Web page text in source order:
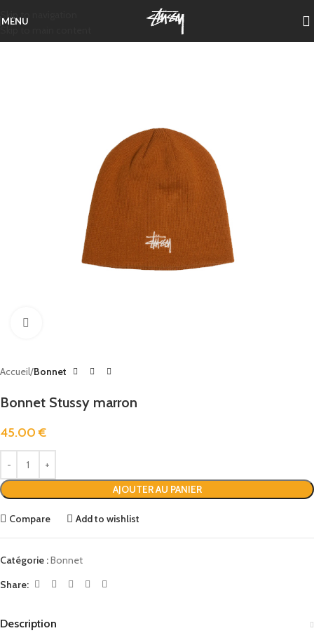
Skip to navigation
MENU
Accueil Bonnet
Bonnet Stussy marron
45.00€
AJOUTER AU PANIER
Compare Add to wishlist
Catégorie :Bonnet
Share:
Description